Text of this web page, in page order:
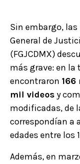
Sin embargo,
General de
(FGJCDMX)
más grave: en la
encontraron
mil videos y
modificadas, de
correspondían a
edades entre los
Además, en